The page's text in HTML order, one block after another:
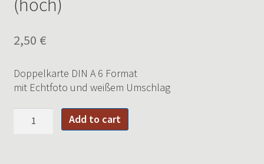
(hoch)
2,50 €
Doppelkarte DIN A 6 Format
mit Echtfoto und weißem Umschlag
Add to cart